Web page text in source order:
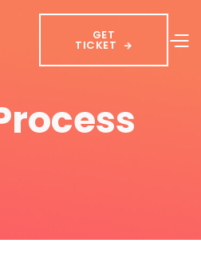
GET
TICKET 